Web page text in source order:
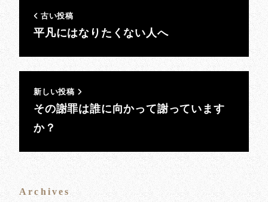
古い投稿
平凡にはなりたくない人へ
新しい投稿
その謝罪は誰に向かって謝っています
か？
Archives